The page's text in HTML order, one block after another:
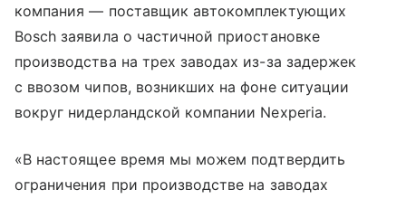
компания — поставщик автокомплектующих
Bosch заявила о частичной приостановке
производства на трех заводах из-за задержек
с ввозом чипов, возникших на фоне ситуации
вокруг нидерландской компании Nexperia.
«В настоящее время мы можем подтвердить
ограничения при производстве на заводах